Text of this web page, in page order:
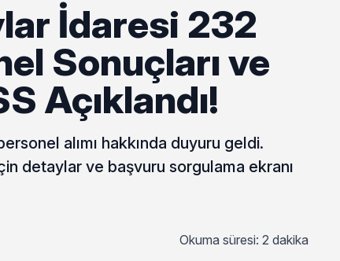
İdaresi 232
Sonuçları ve
Açıklandı!
alımı hakkında duyuru geldi.
detaylar ve başvuru sorgulama ekranı
Okuma süresi: 2 dakika